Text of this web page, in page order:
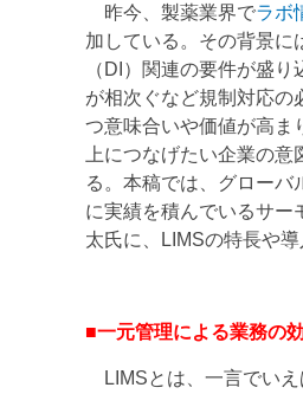
昨今、製薬業界でラボ
加している。その背景に
（DI）関連の要件が盛
が相次ぐなど規制対応の
つ意味合いや価値が高ま
上につなげたい企業の
る。本稿では、グローバ
に実績を積んでいるサー
太氏に、LIMSの特長や
■一元管理による業務の
LIMSとは、一言でいえ